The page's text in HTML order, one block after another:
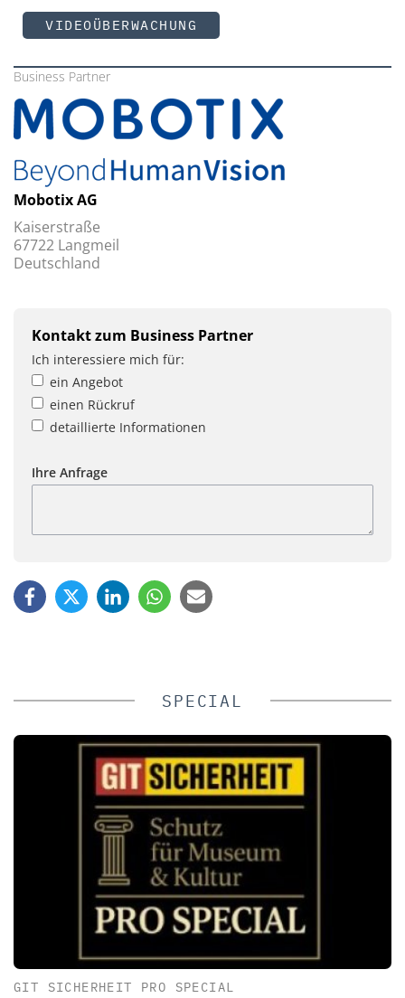
VIDEOÜBERWACHUNG
Business Partner
Mobotix AG
Kaiserstraße
67722 Langmeil
Deutschland
Kontakt zum Business Partner
Ich interessiere mich für:
ein Angebot
einen Rückruf
detaillierte Informationen
Ihre Anfrage
SPECIAL
GIT SICHERHEIT PRO SPECIAL